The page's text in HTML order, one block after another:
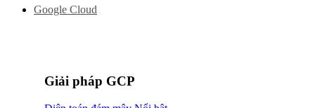
Google Cloud
Giải pháp GCP